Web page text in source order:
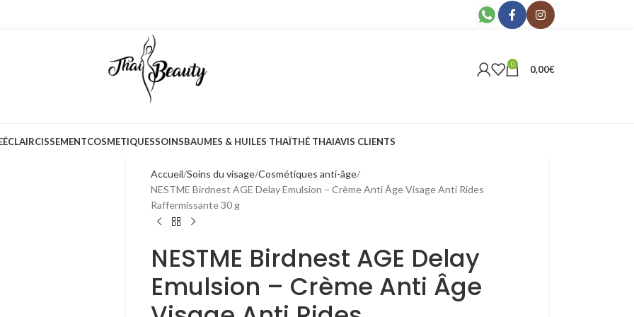
0 0,00€
ÉCLAIRCISSEMENTCOSMETIQUESSOINSBAUMES & HUILES THAÏTHÉ THAIAVIS CLIENTS
Accueil Soins du visage Cosmétiques anti-âge
NESTME Birdnest AGE Delay Emulsion – Crème Anti Âge Visage Anti Rides
Raffermissante 30 g
NESTME Birdnest AGE Delay
Emulsion – Crème Anti Âge